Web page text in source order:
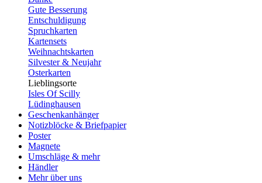
Gute Besserung
Entschuldigung
Spruchkarten
Kartensets
Weihnachtskarten
Silvester & Neujahr
Osterkarten
Lieblingsorte
Isles Of Scilly
Lüdinghausen
Geschenkanhänger
Notizblöcke & Briefpapier
Poster
Magnete
Umschläge & mehr
Händler
Mehr über uns